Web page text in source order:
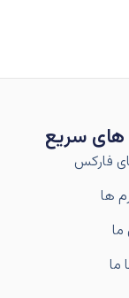
های سریع
فارکس
ها
ما
ما